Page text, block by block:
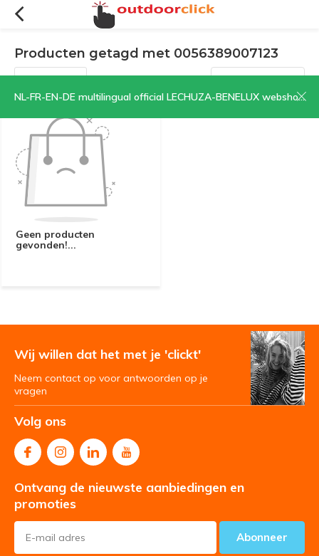
NL-FR-EN-DE multilingual official LECHUZA-BENELUX webshop | CLICK HERE NOW!
Producten getagd met 0056389007123
Filters Sorteren op:
Geen producten
gevonden!...
Wij willen dat het met je 'clickt'
Neem contact op voor antwoorden op je
vragen
Volg ons
Ontvang de nieuwste aanbiedingen en
promoties
Abonneer